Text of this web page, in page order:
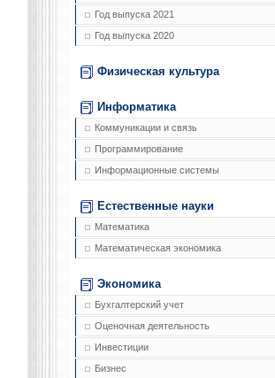
Год выпуска 2021
Год выпуска 2020
Физическая культура
Информатика
Коммуникации и связь
Программирование
Информационные системы
Естественные науки
Математика
Математическая экономика
Экономика
Бухгалтерский учет
Оценочная деятельность
Инвестиции
Бизнес